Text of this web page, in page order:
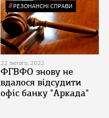
РЕЗОНАНСНІ СПРАВИ
22 лютого, 2022
ФГВФО знову не
вдалося відсудити
офіс банку "Аркада"